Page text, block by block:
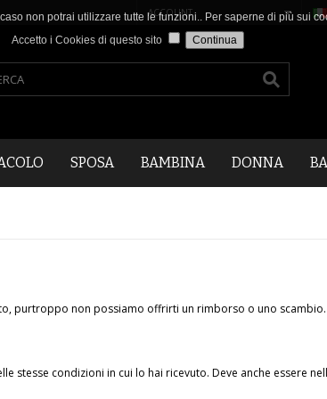
ACCOUNT
SPOSA BAMBINA DONNA
purtroppo non possiamo offrirti un rimborso o uno scambio.
stesse condizioni in cui lo hai ricevuto. Deve anche essere
non potrai utilizzare tutte le funzioni.. Per saperne di più sui
Accetto i Cookies di questo sito